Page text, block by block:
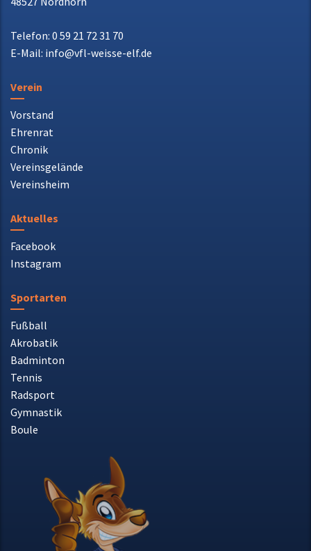
E-Mail: info@vfl-weisse-elf.de
Verein
Ehrenrat
Vereinsgelände
Vereinsheim
Aktuelles
Instagram
Sportarten
Akrobatik
Tennis
Radsport
Gymnastik
Boule